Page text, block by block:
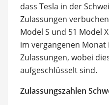
dass Tesla in der
Zulassungen
Model S und 51 Model
im vergangenen Monat
Zulassungen, wobei
aufgeschlüsselt sind.
Zulassungszahlen